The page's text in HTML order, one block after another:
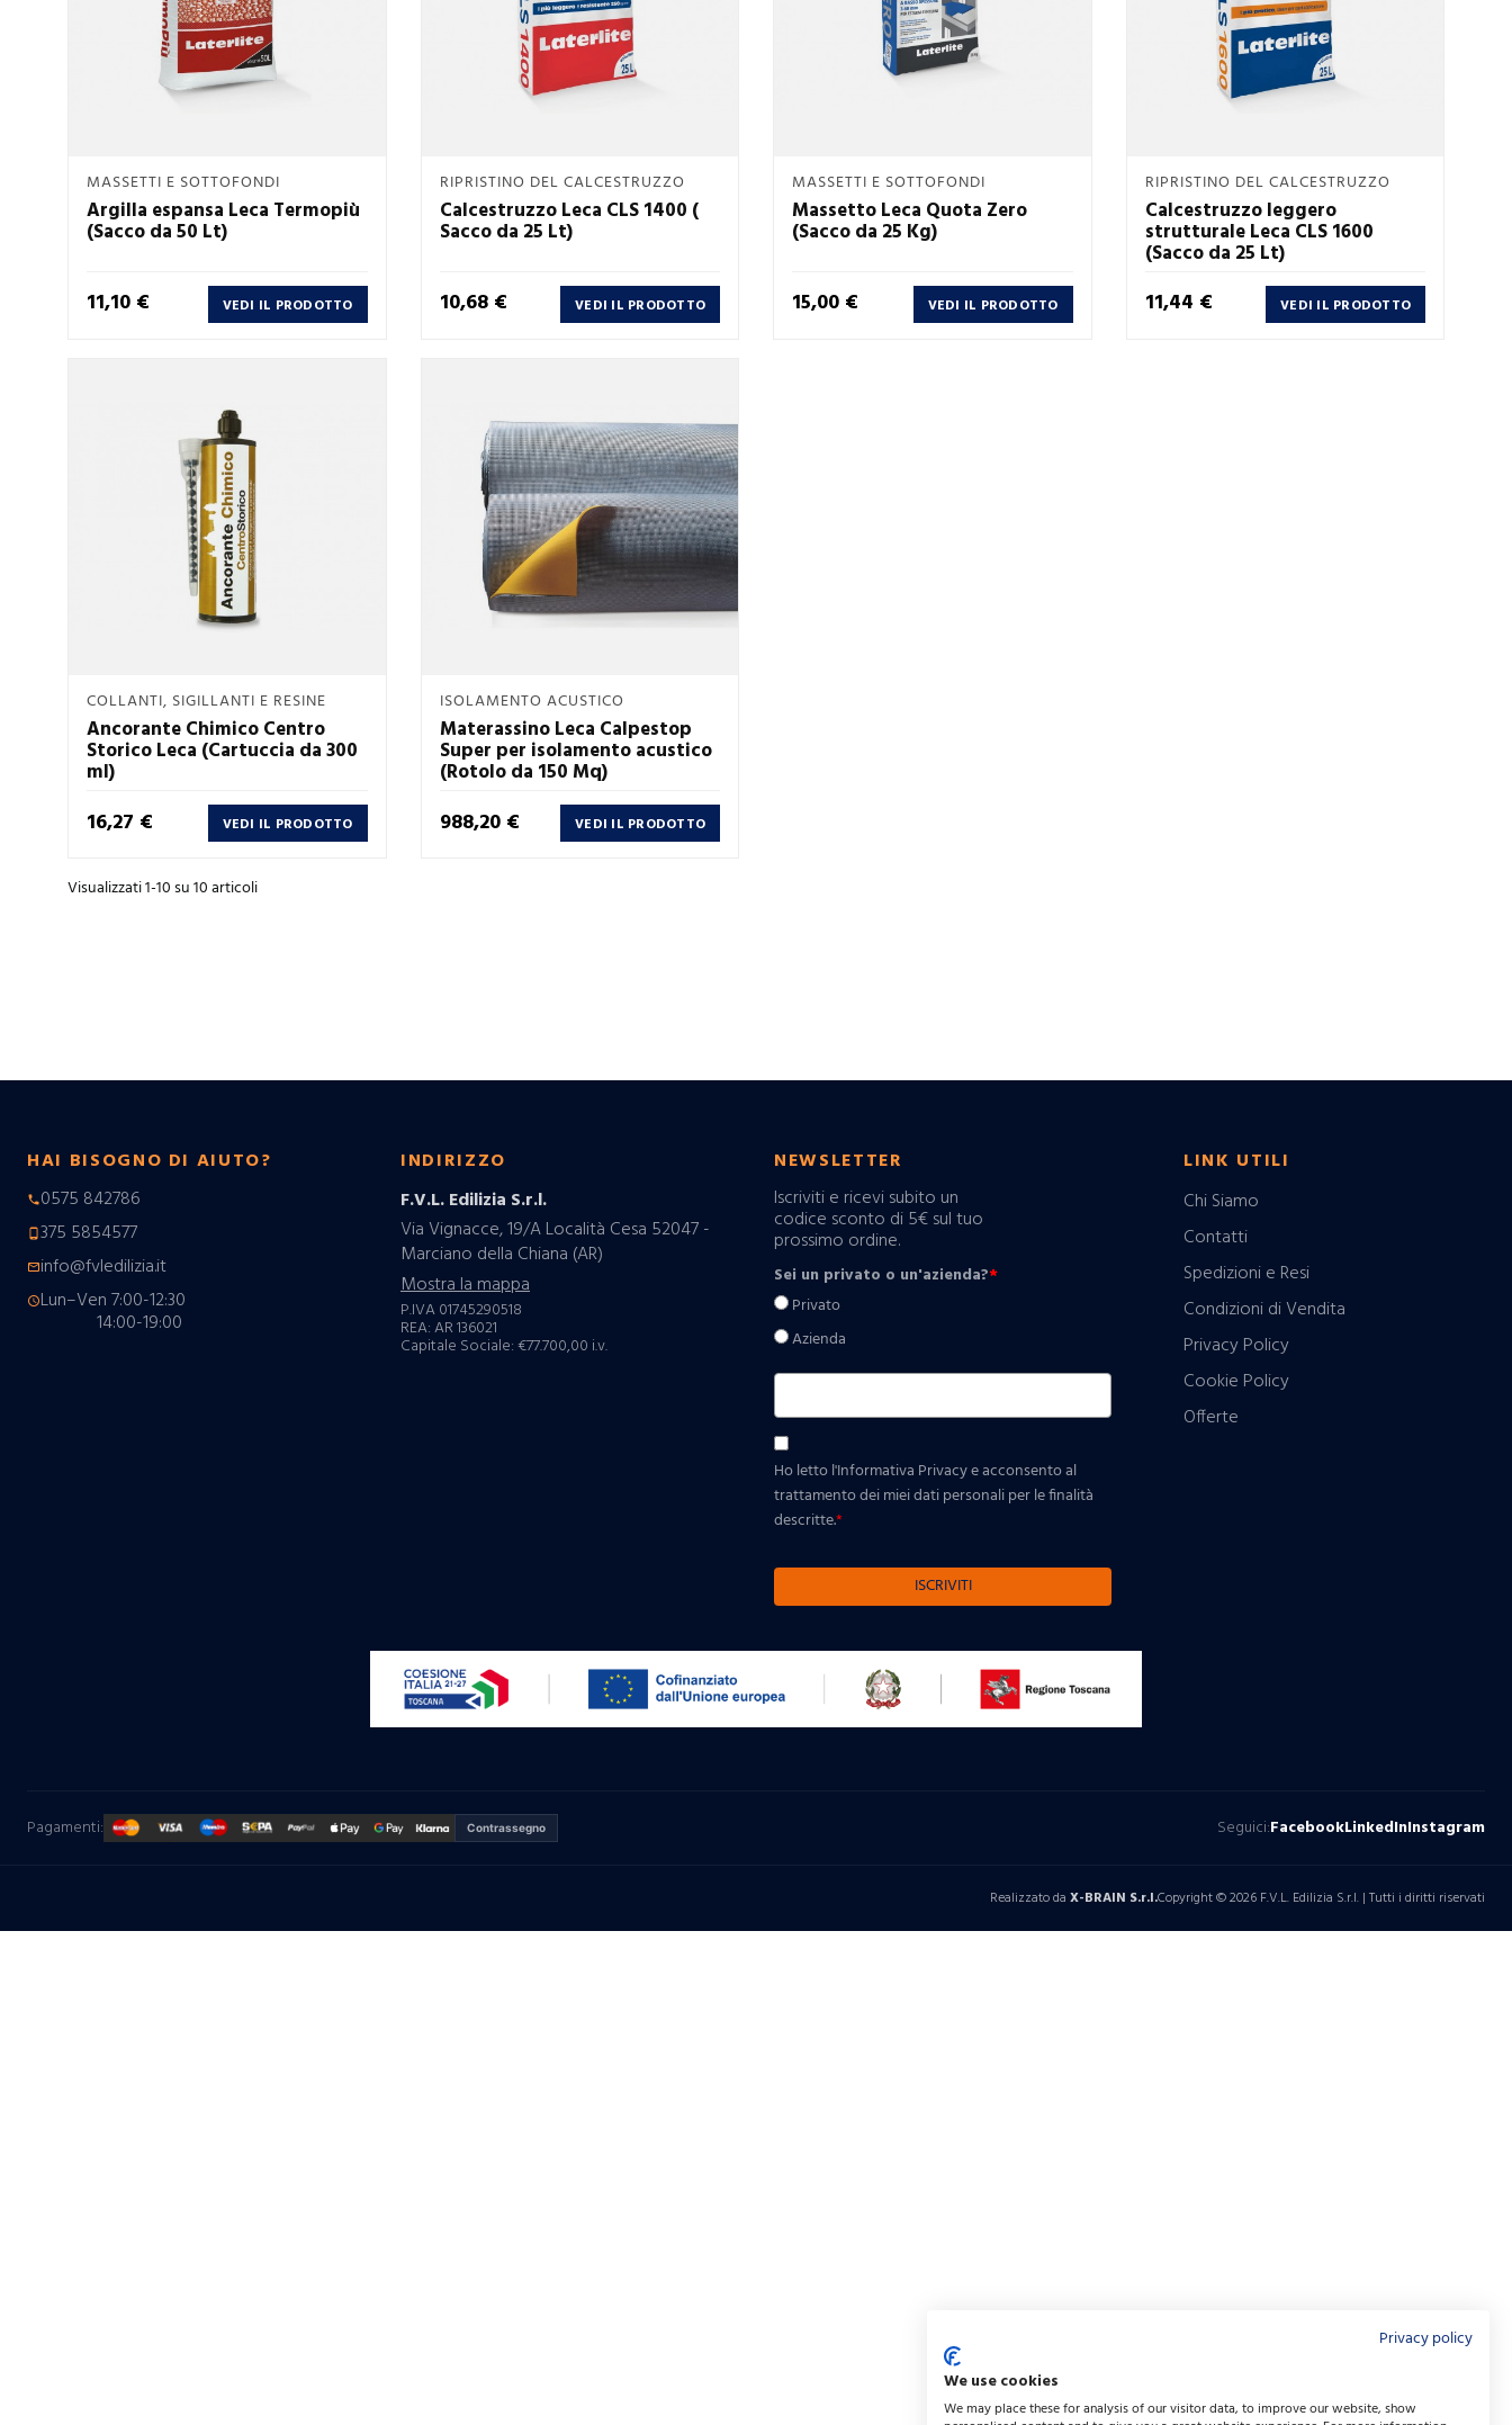
Anteprima
MASSETTI E SOTTOFONDI
Argilla espansa Leca Termopiù
(Sacco da 50 Lt)
Prezzo
11,10 € VEDI IL PRODOTTO
Anteprima
RIPRISTINO DEL CALCESTRUZZO
Calcestruzzo Leca CLS 1400 (
Sacco da 25 Lt)
Prezzo
10,68 € VEDI IL PRODOTTO
Anteprima
MASSETTI E SOTTOFONDI
Massetto Leca Quota Zero
(Sacco da 25 Kg)
Prezzo
15,00 € VEDI IL PRODOTTO
Anteprima
RIPRISTINO DEL CALCESTRUZZO
Calcestruzzo leggero
strutturale Leca CLS 1600
(Sacco da 25 Lt)
Prezzo
11,44 € VEDI IL PRODOTTO
Anteprima
COLLANTI, SIGILLANTI E RESINE
Ancorante Chimico Centro
Storico Leca (Cartuccia da 300
ml)
Prezzo
16,27 € VEDI IL PRODOTTO
Anteprima
ISOLAMENTO ACUSTICO
Materassino Leca Calpestop
Super per isolamento acustico
(Rotolo da 150 Mq)
Prezzo
988,20 € VEDI IL PRODOTTO
Visualizzati 1-10 su 10 articoli
HAI BISOGNO DI AIUTO?
phone0575 842786
phone_android375 5854577
mail_outlineinfo@fvledilizia.it
scheduleLun–Ven 7:00-12:30
14:00-19:00
INDIRIZZO
F.V.L. Edilizia S.r.l.
Via Vignacce, 19/A Località Cesa 52047 -
Marciano della Chiana (AR)
Mostra la mappa
P.IVA 01745290518
REA: AR 136021
Capitale Sociale: €77.700,00 i.v.
NEWSLETTER
Iscriviti e ricevi subito un
codice sconto di 5€ sul tuo
prossimo ordine.
Sei un privato o un'azienda?*
Privato
Azienda
Ho letto l'Informativa Privacy e acconsento al
trattamento dei miei dati personali per le finalità
descritte.*
ISCRIVITI
LINK UTILI
Chi Siamo
Contatti
Spedizioni e Resi
Condizioni di Vendita
Privacy Policy
Cookie Policy
Offerte
Pagamenti: Contrassegno Seguici:FacebookLinkedInInstagram
Realizzato da X-BRAIN S.r.l.Copyright © 2026 F.V.L. Edilizia S.r.l. | Tutti i diritti riservati
Privacy policy
We use cookies
We may place these for analysis of our visitor data, to improve our website, show